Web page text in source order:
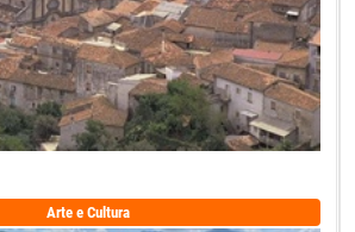
Arte e Cultura